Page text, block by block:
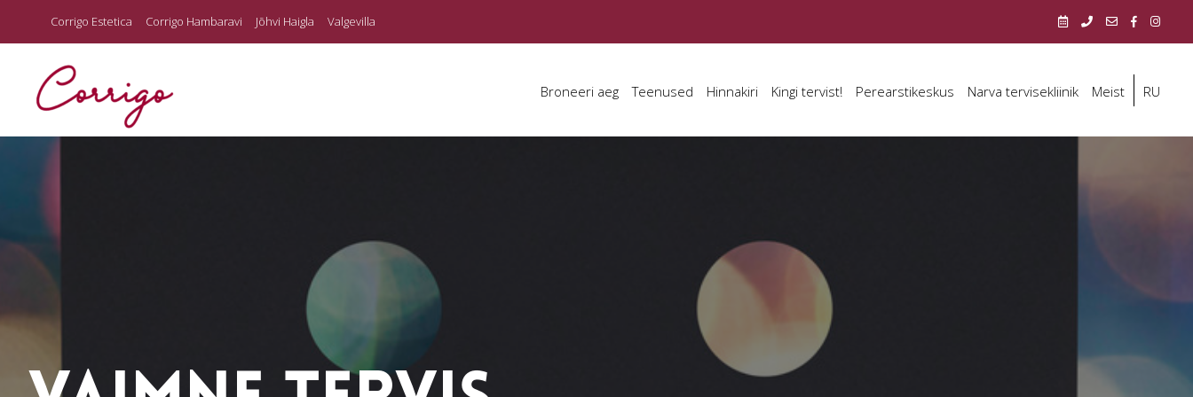
Corrigo Estetica Corrigo Hambaravi Jõhvi Haigla Valgevilla
Broneeri aeg Teenused Hinnakiri Kingi tervist! Perearstikeskus Narva tervisekliinik Meist RU